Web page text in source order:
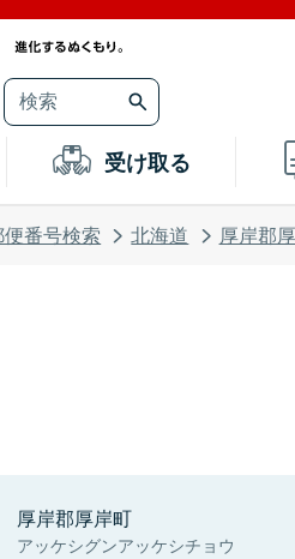
受け取る
番号検索 北海道 厚岸郡
厚岸郡厚岸町
アッケシグンアッケシチョウ